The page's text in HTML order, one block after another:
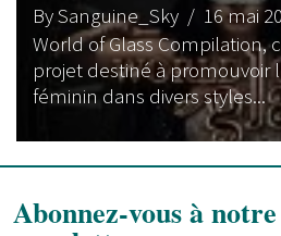
By Sanguine_Sky / 16 mai
World of Glass Compilation,
projet destiné à promouvoir
féminin dans divers styles...
Abonnez-vous à notre